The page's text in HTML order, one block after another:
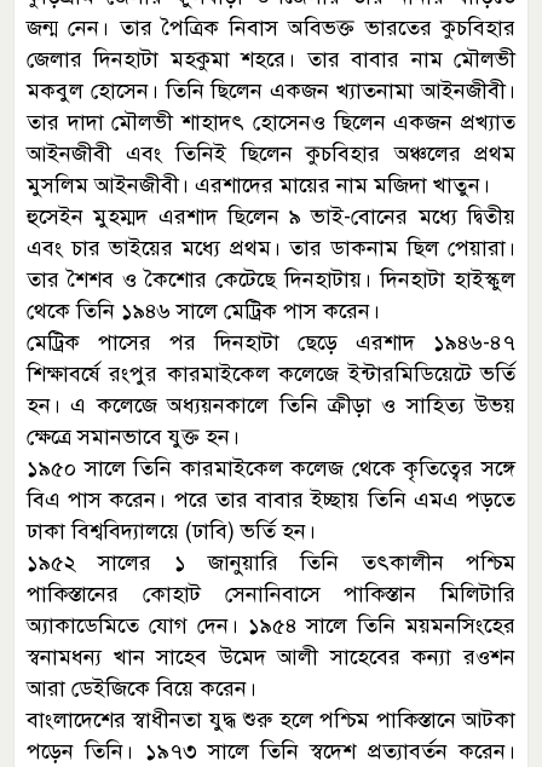
জন্ম নেন। তার পৈত্রিক নিবাস অবিভক্ত ভারতের কুচবিহার
জেলার দিনহাটা মহকুমা শহরে। তার বাবার নাম মৌলভী
মকবুল হোসেন। তিনি ছিলেন একজন খ্যাতনামা আইনজীবী।
তার দাদা মৌলভী শাহাদৎ হোসেনও ছিলেন একজন প্রখ্যাত
আইনজীবী এবং তিনিই ছিলেন কুচবিহার অঞ্চলের প্রথম
মুসলিম আইনজীবী। এরশাদের মায়ের নাম মজিদা খাতুন।
হুসেইন মুহম্মদ এরশাদ ছিলেন ৯ ভাই-বোনের মধ্যে দ্বিতীয়
এবং চার ভাইয়ের মধ্যে প্রথম। তার ডাকনাম ছিল পেয়ারা।
তার শৈশব ও কৈশোর কেটেছে দিনহাটায়। দিনহাটা হাইস্কুল
থেকে তিনি ১৯৪৬ সালে মেট্রিক পাস করেন।
মেট্রিক পাসের পর দিনহাটা ছেড়ে এরশাদ ১৯৪৬-৪৭
শিক্ষাবর্ষে রংপুর কারমাইকেল কলেজে ইন্টারমিডিয়েটে ভর্তি
হন। এ কলেজে অধ্যয়নকালে তিনি ক্রীড়া ও সাহিত্য উভয়
ক্ষেত্রে সমানভাবে যুক্ত হন।
১৯৫০ সালে তিনি কারমাইকেল কলেজ থেকে কৃতিত্বের সঙ্গে
বিএ পাস করেন। পরে তার বাবার ইচ্ছায় তিনি এমএ পড়তে
ঢাকা বিশ্ববিদ্যালয়ে (ঢাবি) ভর্তি হন।
১৯৫২ সালের ১ জানুয়ারি তিনি তৎকালীন পশ্চিম
পাকিস্তানের কোহাট সেনানিবাসে পাকিস্তান মিলিটারি
অ্যাকাডেমিতে যোগ দেন। ১৯৫৪ সালে তিনি ময়মনসিংহের
স্বনামধন্য খান সাহেব উমেদ আলী সাহেবের কন্যা রওশন
আরা ডেইজিকে বিয়ে করেন।
বাংলাদেশের স্বাধীনতা যুদ্ধ শুরু হলে পশ্চিম পাকিস্তানে আটকা
পড়েন তিনি। ১৯৭৩ সালে তিনি স্বদেশ প্রত্যাবর্তন করেন।